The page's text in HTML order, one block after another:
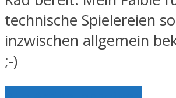
technische Spielereien
inzwischen allgemein
;-)